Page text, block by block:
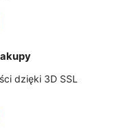
dzięki 3D SSL